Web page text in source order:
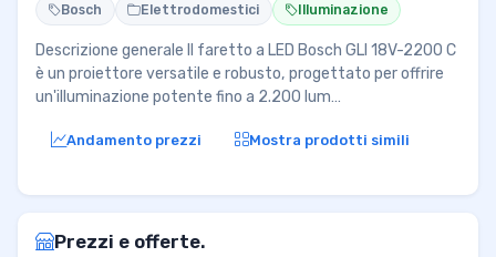
Bosch Elettrodomestici Illuminazione
Descrizione generale Il faretto a LED Bosch GLI 18V-2200 C
è un proiettore versatile e robusto, progettato per offrire
un'illuminazione potente fino a 2.200 lum…
Andamento prezzi Mostra prodotti simili
Prezzi e offerte.